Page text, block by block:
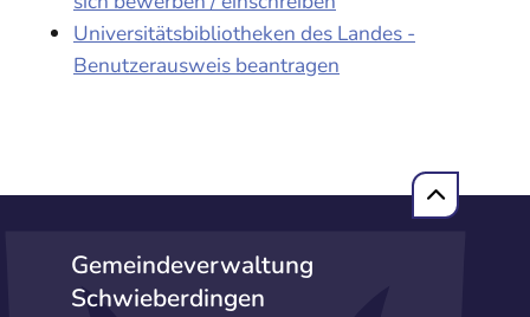
Universitätsbibliotheken des Landes -
Benutzerausweis beantragen
Gemeindeverwaltung
Schwieberdingen